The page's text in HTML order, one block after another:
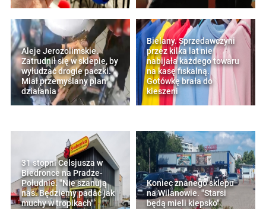
Aleje Jerozolimskie.
Zatrudnił się w sklepie, by
wyłudzać drogie paczki.
Miał przemyślany plan
działania
Bielany. Sprzedawczyni
przez kilka lat nie
nabijała każdego towaru
na kasę fiskalną.
Gotówkę brała do
kieszeni
31 stopni Celsjusza w
Biedronce na Pradze-
Południe. "Nie szanują
nas. Będziemy padać jak
muchy w tropikach"
Koniec znanego sklepu
na Wilanowie. "Starsi
będą mieli kiepsko"